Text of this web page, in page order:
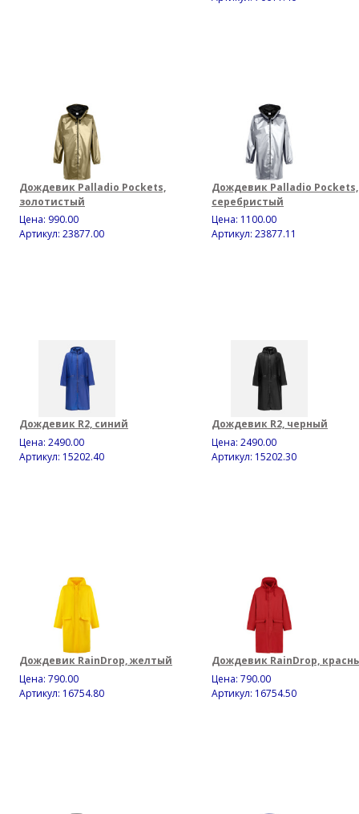
Дождевик Palladio Pockets,
золотистый
Цена: 990.00
Артикул: 23877.00
Дождевик Palladio Pockets,
серебристый
Цена: 1100.00
Артикул: 23877.11
Дождевик R2, синий
Цена: 2490.00
Артикул: 15202.40
Дождевик R2, черный
Цена: 2490.00
Артикул: 15202.30
Дождевик RainDrop, желтый
Цена: 790.00
Артикул: 16754.80
Дождевик RainDrop,
Цена: 790.00
Артикул: 16754.50